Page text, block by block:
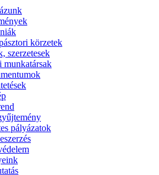
körzetek
szerzetesek
munkatársak
pályázatok